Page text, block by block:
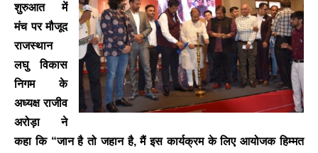
शुरुआत में
मंच पर मौजूद
राजस्थान
लघु विकास
निगम के
अध्यक्ष राजीव
अरोड़ा ने
कहा कि “जान है तो जहान है, मैं इस कार्यक्रम के लिए आयोजक हिम्मत